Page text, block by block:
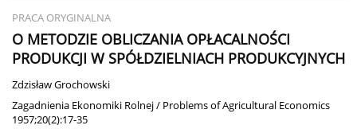
PRACA ORYGINALNA
O METODZIE OBLICZANIA OPŁACALNOŚCI
PRODUKCJI W SPÓŁDZIELNIACH PRODUKCYJNYCH
Zdzisław Grochowski
Zagadnienia Ekonomiki Rolnej / Problems of Agricultural Economics
1957;20(2):17-35